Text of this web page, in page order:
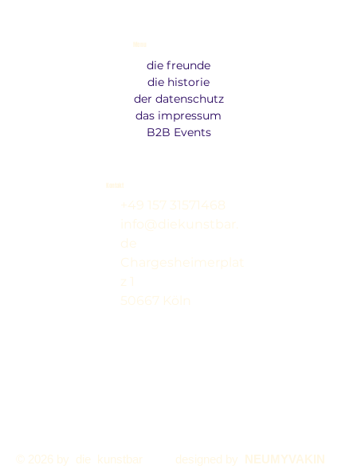
Menu
die freunde
die historie
der datenschutz
das impressum
B2B Events
© 2026 by die kunstbar
Kontakt
+49 157 31571468
info@diekunstbar.
de
Chargesheimerplat
z 1
50667 Köln
designed by NEUMYVAKIN